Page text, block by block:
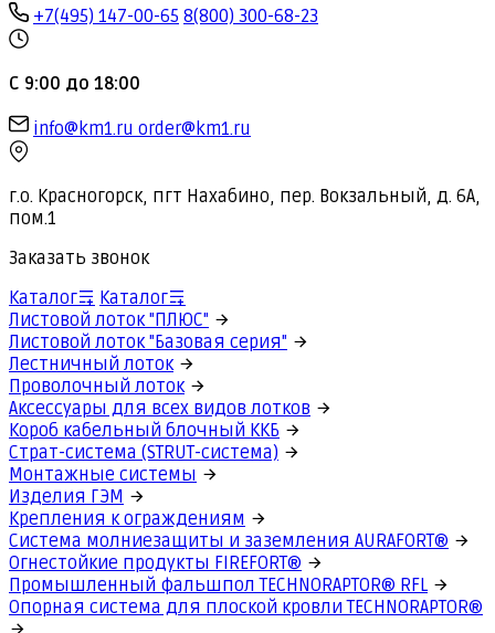
+7(495) 147-00-65 8(800) 300-68-23
С 9:00 до 18:00
info@km1.ru order@km1.ru
г.о. Красногорск, пгт Нахабино, пер. Вокзальный, д. 6А,
пом.1
Заказать звонок
Каталог
Каталог
Листовой лоток "ПЛЮС"
Листовой лоток "Базовая серия"
Лестничный лоток
Проволочный лоток
Аксессуары для всех видов лотков
Короб кабельный блочный ККБ
Страт-система (STRUT-система)
Монтажные системы
Изделия ГЭМ
Крепления к ограждениям
Система молниезащиты и заземления AURAFORT®
Огнестойкие продукты FIREFORT®
Промышленный фальшпол TECHNORAPTOR® RFL
Опорная система для плоской кровли TECHNORAPTOR®